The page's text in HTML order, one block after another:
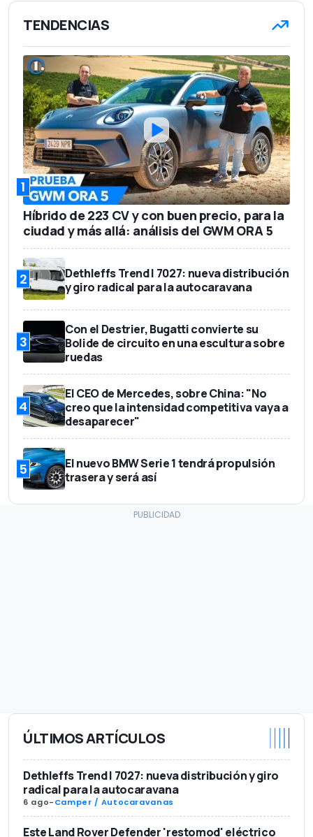
TENDENCIAS
1
Híbrido de 223 CV y con buen precio, para la
ciudad y más allá: análisis del GWM ORA 5
2
Dethleffs Trend I 7027: nueva distribución
y giro radical para la autocaravana
3
Con el Destrier, Bugatti convierte su
Bolide de circuito en una escultura sobre
ruedas
4
El CEO de Mercedes, sobre China: "No
creo que la intensidad competitiva vaya a
desaparecer"
5
El nuevo BMW Serie 1 tendrá propulsión
trasera y será así
ÚLTIMOS ARTÍCULOS
Dethleffs Trend I 7027: nueva distribución y giro
radical para la autocaravana
6 ago-Camper / Autocaravanas
Este Land Rover Defender 'restomod' eléctrico